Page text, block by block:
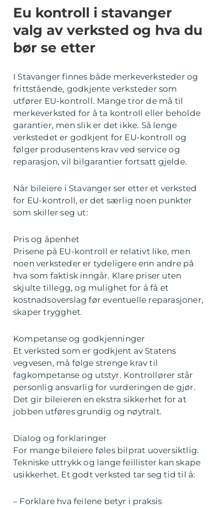
Eu kontroll i stavanger
valg av verksted og hva du
bør se etter
I Stavanger finnes både merkeverksteder og
frittstående, godkjente verksteder som
utfører EU-kontroll. Mange tror de må til
merkeverksted for å ta kontroll eller beholde
garantier, men slik er det ikke. Så lenge
verkstedet er godkjent for EU-kontroll og
følger produsentens krav ved service og
reparasjon, vil bilgarantier fortsatt gjelde.
Når bileiere i Stavanger ser etter et verksted
for EU-kontroll, er det særlig noen punkter
som skiller seg ut:
Pris og åpenhet
Prisene på EU-kontroll er relativt like, men
noen verksteder er tydeligere enn andre på
hva som faktisk inngår. Klare priser uten
skjulte tillegg, og mulighet for å få et
kostnadsoverslag før eventuelle reparasjoner,
skaper trygghet.
Kompetanse og godkjenninger
Et verksted som er godkjent av Statens
vegvesen, må følge strenge krav til
fagkompetanse og utstyr. Kontrollører står
personlig ansvarlig for vurderingen de gjør.
Det gir bileieren en ekstra sikkerhet for at
jobben utføres grundig og nøytralt.
Dialog og forklaringer
For mange bileiere føles bilprat uoversiktlig.
Tekniske uttrykk og lange feillister kan skape
usikkerhet. Et godt verksted tar seg tid til å:
– Forklare hva feilene betyr i praksis